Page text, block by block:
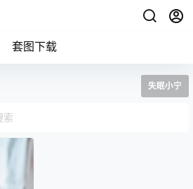
套图下载
失眠小宁